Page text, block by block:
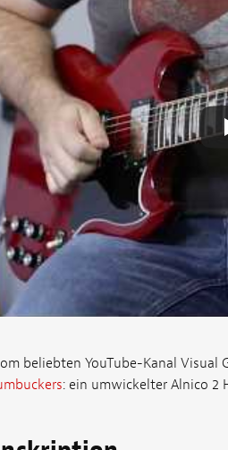
beliebten YouTube-Kanal Visual
: ein umwickelter Alnico 2